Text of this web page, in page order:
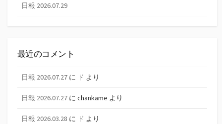
日報 2026.07.29
最近のコメント
日報 2026.07.27 に ド より
日報 2026.07.27 に chankame より
日報 2026.03.28 に ド より